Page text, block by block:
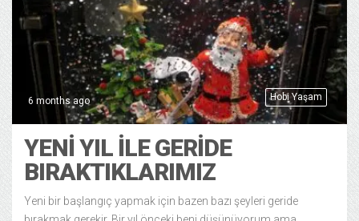
Hobi Yaşam
6 months ago
YENİ YIL İLE GERİDE
BIRAKTIKLARIMIZ
Yeni bir başlangıç yapmak için bazen bazı şeyleri geride